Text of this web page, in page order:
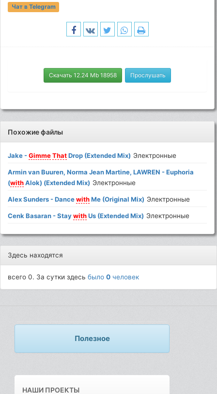
Чат в Telegram
Скачать 12.24 Mb 18958 Прослушать
Похожие файлы
Jake -Gimme ThatDrop (Extended Mix) Электронные
Armin van Buuren, Norma Jean Martine, LAWREN - Euphoria
(withAlok) (Extended Mix) Электронные
Alex Sunders - DancewithMe (Original Mix) Электронные
Cenk Basaran - StaywithUs (Extended Mix) Электронные
Здесь находятся
всего 0. За сутки здесьбыло0 человек
Полезное
НАШИ ПРОЕКТЫ